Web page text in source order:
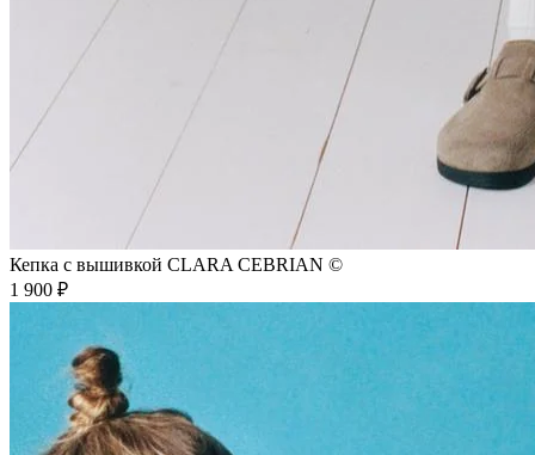
Кепка с вышивкой CLARA CEBRIAN ©
1 900 ₽